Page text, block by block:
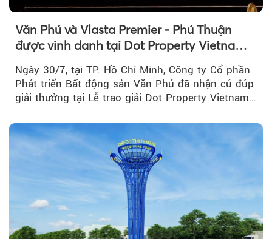
Văn Phú và Vlasta Premier - Phú Thuận
được vinh danh tại Dot Property Vietnam
Real Estate Awards 2026
Ngày 30/7, tại TP. Hồ Chí Minh, Công ty Cổ phần
Phát triển Bất động sản Văn Phú đã nhận cú đúp
giải thưởng tại Lễ trao giải Dot Property Vietnam